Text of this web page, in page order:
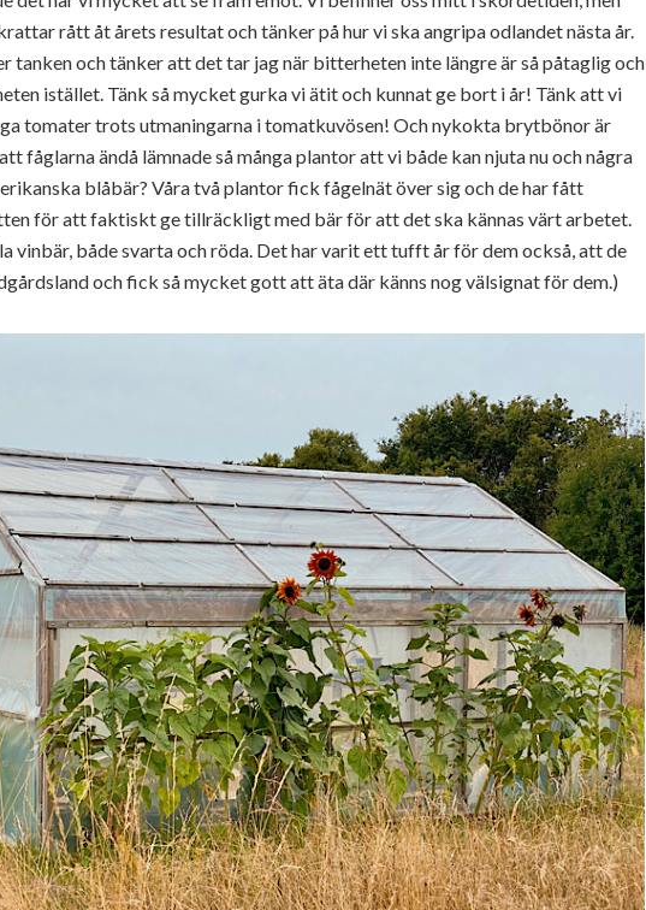
rått åt årets resultat och tänker på hur vi ska angripa odlandet nästa år.
tanken och tänker att det tar jag när bitterheten inte längre är så påtaglig och
istället. Tänk så mycket gurka vi ätit och kunnat ge bort i år! Tänk att vi
tomater trots utmaningarna i tomatkuvösen! Och nykokta brytbönor är
fåglarna ändå lämnade så många plantor att vi både kan njuta nu och några
blåbär? Våra två plantor fick fågelnät över sig och de har fått
för att faktiskt ge tillräckligt med bär för att det ska kännas värt arbetet.
vinbär, både svarta och röda. Det har varit ett tufft år för dem också, att de
och fick så mycket gott att äta där känns nog välsignat för dem.)